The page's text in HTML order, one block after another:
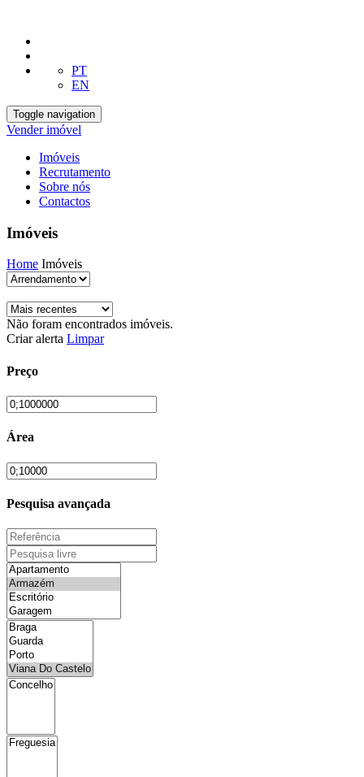
PT
EN
Toggle navigation
Vender imóvel
Imóveis
Recrutamento
Sobre nós
Contactos
Imóveis
Home Imóveis
Não foram encontrados imóveis.
Criar alerta Limpar
Preço
Área
Pesquisa avançada